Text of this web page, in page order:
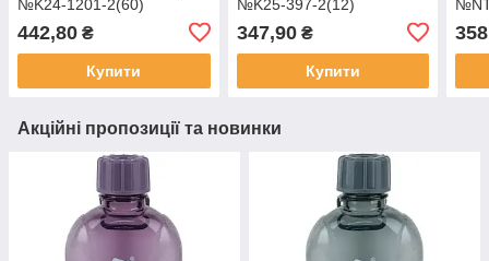
№K24-1201-2(60)
442,80 ₴
Купити
№K25-397-2(12)
347,90₴
Купити
Акційні пропозиції та новинки